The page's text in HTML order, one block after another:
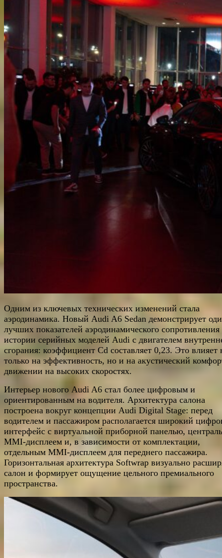
Одним из ключевых технических изменений стала
аэродинамика. Новый Audi A6 Sedan демонстрирует
лучших показателей аэродинамического сопротивления
истории серийных моделей Audi с двигателем
сгорания: коэффициент Cd составляет 0,23. Это влияет
только на эффективность, но и на акустический
движении на высоких скоростях.
Интерьер нового Audi A6 стал более цифровым и
ориентированным на водителя. Архитектура салона
построена вокруг концепции Audi Digital Stage: перед
водителем и пассажиром располагается широкий
интерфейс с виртуальной приборной панелью,
MMI-дисплеем и, в зависимости от комплектации,
отдельным MMI-дисплеем для переднего пассажира.
Горизонтальная архитектура Softwrap визуально
салон и формирует ощущение цельного премиального
пространства.